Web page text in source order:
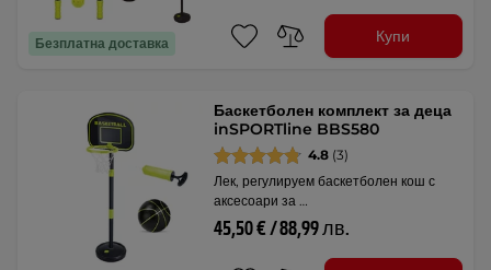
Безплатна доставка Купи
Баскетболен комплект за деца
inSPORTline BBS580
4.8 (3)
Лек, регулируем баскетболен кош с
аксесоари за …
45,50 € / 88,99 лв.